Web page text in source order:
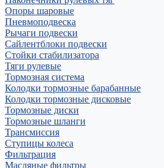
Опоры шаровые
Пневмоподвеска
Рычаги подвески
Сайлентблоки подвески
Стойки стабилизатора
Тяги рулевые
Тормозная система
Колодки тормозные барабанные
Колодки тормозные дисковые
Тормозные диски
Тормозные шланги
Трансмиссия
Ступицы колеса
Фильтрация
Масляные фильтры